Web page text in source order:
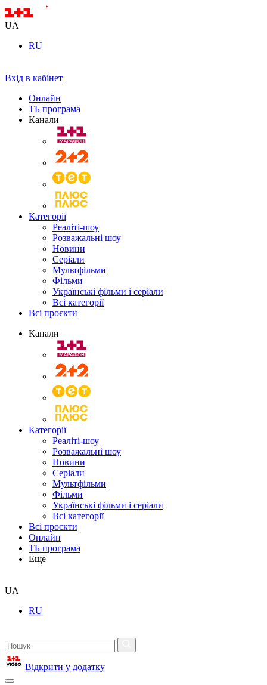
UA
RU
Вхід в кабінет
Онлайн
ТБ програма
Канали
Категорії
Реаліті-шоу
Розважальні шоу
Новини
Серіали
Мультфільми
Фільми
Українські фільми і серіали
Всі категорії
Всі проєкти
Канали
Категорії
Реаліті-шоу
Розважальні шоу
Новини
Серіали
Мультфільми
Фільми
Українські фільми і серіали
Всі категорії
Всі проєкти
Онлайн
ТБ програма
Еще
UA
RU
Відкрити у додатку